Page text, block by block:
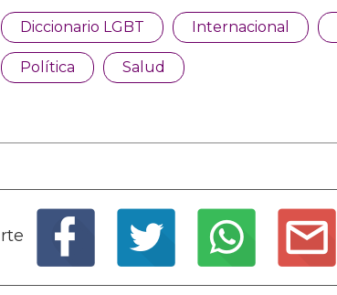
Diccionario LGBT Internacional
Política Salud